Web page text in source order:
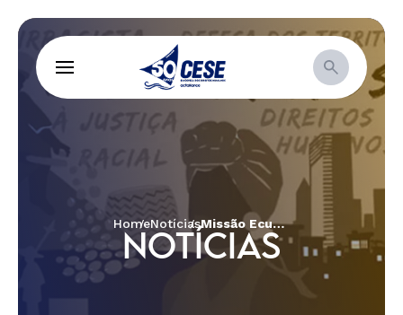
HomeNotícias Missão Ecumênica visita comunidades tradicionais e recolhe denúncias de violação de direitos
NOTÍCIAS